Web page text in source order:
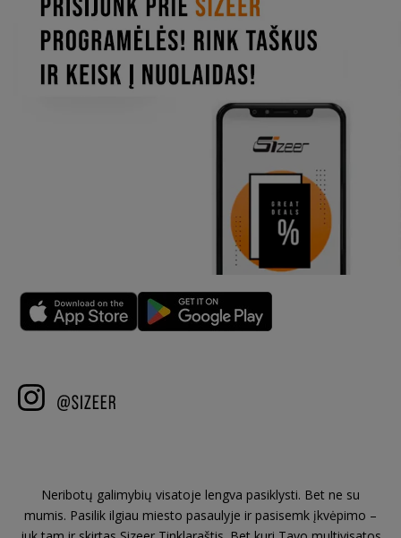
Neribotų galimybių visatoje lengva pasiklysti. Bet ne su
mumis. Pasilik ilgiau miesto pasaulyje ir pasisemk įkvėpimo –